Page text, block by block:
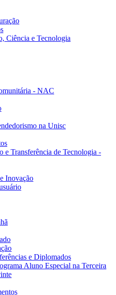
Ciência e Tecnologia
- NAC
na Unisc
e Transferência de Tecnologia -
Inovação
e Diplomados
Aluno Especial na Terceira